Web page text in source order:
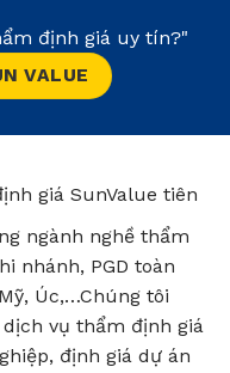
định giá uy tín?"
VALUE
giá SunValue tiên
ngành nghề thẩm
nhánh, PGD toàn
Úc,…Chúng tôi
vụ thẩm định giá
định giá dự án